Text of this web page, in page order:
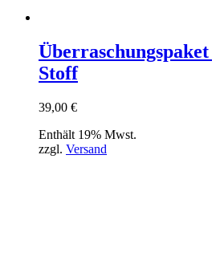
Stoff
39,00 €
Enthält 19% Mwst.
zzgl. Versand